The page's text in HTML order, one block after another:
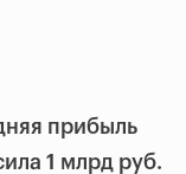
прибыль
1 млрд руб.